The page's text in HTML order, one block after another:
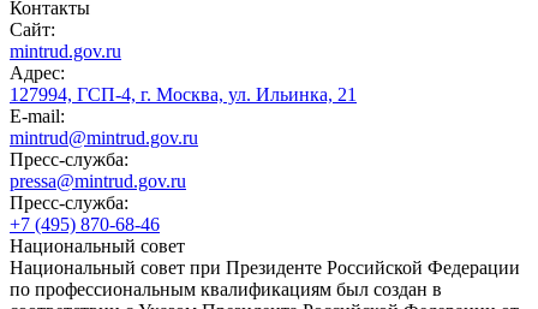
Контакты
Сайт:
mintrud.gov.ru
Адрес:
127994, ГСП-4, г. Москва, ул. Ильинка, 21
E-mail:
mintrud@mintrud.gov.ru
Пресс-служба:
pressa@mintrud.gov.ru
Пресс-служба:
+7 (495) 870-68-46
Национальный совет
Национальный совет при Президенте Российской Федерации
по профессиональным квалификациям был создан в